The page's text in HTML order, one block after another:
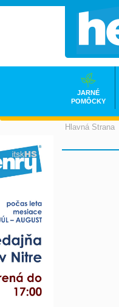
Hlavná Strana
JARNÉ
POMÔCKY